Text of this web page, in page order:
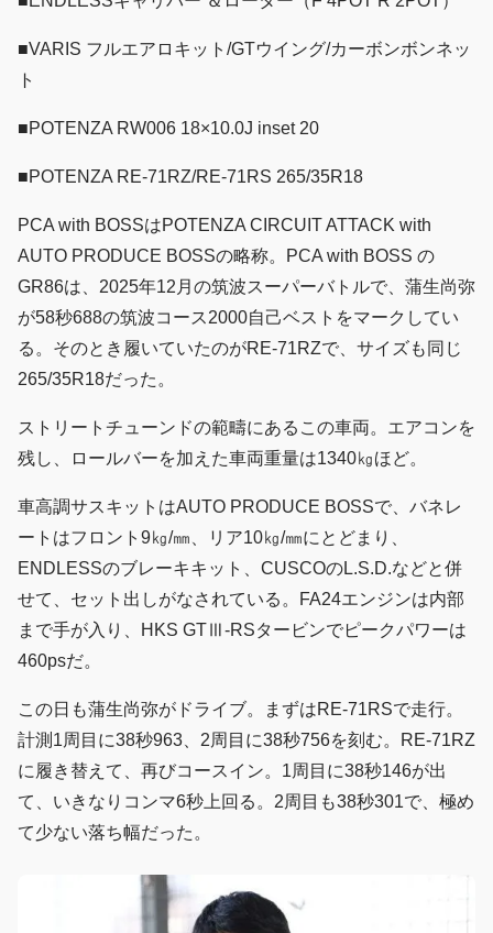
■VARIS フルエアロキット/GTウイング/カーボンボンネッ
ト
■POTENZA RW006 18×10.0J inset 20
■POTENZA RE-71RZ/RE-71RS 265/35R18
PCA with BOSSはPOTENZA CIRCUIT ATTACK with
AUTO PRODUCE BOSSの略称。PCA with BOSS の
GR86は、2025年12月の筑波スーパーバトルで、蒲生尚弥
が58秒688の筑波コース2000自己ベストをマークしてい
る。そのとき履いていたのがRE-71RZで、サイズも同じ
265/35R18だった。
ストリートチューンドの範疇にあるこの車両。エアコンを
残し、ロールバーを加えた車両重量は1340㎏ほど。
車高調サスキットはAUTO PRODUCE BOSSで、バネレ
ートはフロント9㎏/㎜、リア10㎏/㎜にとどまり、
ENDLESSのブレーキキット、CUSCOのL.S.D.などと併
せて、セット出しがなされている。FA24エンジンは内部
まで手が入り、HKS GTⅢ-RSタービンでピークパワーは
460psだ。
この日も蒲生尚弥がドライブ。まずはRE-71RSで走行。
計測1周目に38秒963、2周目に38秒756を刻む。RE-71RZ
に履き替えて、再びコースイン。1周目に38秒146が出
て、いきなりコンマ6秒上回る。2周目も38秒301で、極め
て少ない落ち幅だった。